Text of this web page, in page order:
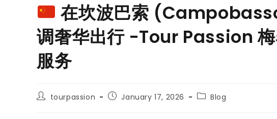
在坎波巴索
调奢华出行 -Tour Passion 梅
服务
tourpassion January 17, 2026 Blog